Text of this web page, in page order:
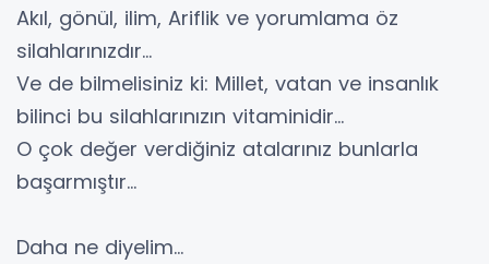
Akıl, gönül, ilim, Ariflik ve yorumlama öz
silahlarınızdır…
Ve de bilmelisiniz ki: Millet, vatan ve insanlık
bilinci bu silahlarınızın vitaminidir…
O çok değer verdiğiniz atalarınız bunlarla
başarmıştır…
Daha ne diyelim…